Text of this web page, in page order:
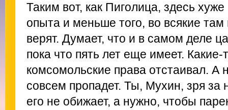
Таким вот, как Пиголица, здесь
опыта и меньше того, во всякие
верят. Думает, что и в самом деле
пока что пять лет еще имеет. Какие-
комсомольские права отстаивал. А
совсем пропадет. Ты, Мухин, зря за
его не обижает, а нужно, чтобы